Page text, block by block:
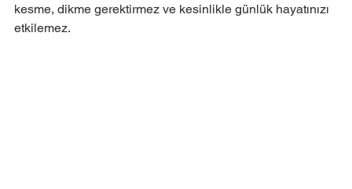
kesme, dikme gerektirmez ve kesinlikle günlük hayatınızı
etkilemez.